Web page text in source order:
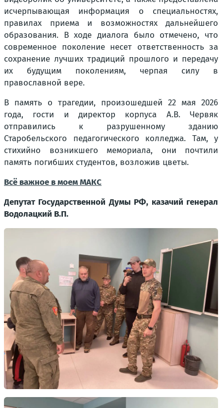
исчерпывающая информация о специальностях,
правилах приема и возможностях дальнейшего
образования. В ходе диалога было отмечено, что
современное поколение несет ответственность за
сохранение лучших традиций прошлого и передачу
их будущим поколениям, черпая силу в
православной вере.
В память о трагедии, произошедшей 22 мая 2026
года, гости и директор корпуса А.В. Червяк
отправились к разрушенному зданию
Старобельского педагогического колледжа. Там, у
стихийно возникшего мемориала, они почтили
память погибших студентов, возложив цветы.
Всё важное в моем MАКС
Депутат Государственной Думы РФ, казачий генерал
Водолацкий В.П.